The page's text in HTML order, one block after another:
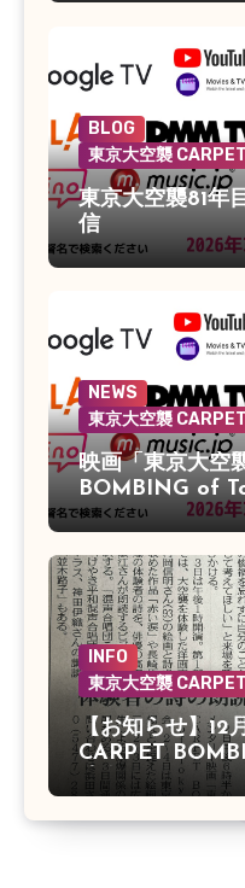
BLOG
東京大空襲
東京大空襲81年
信
NEWS
東京大空襲
映画「東京大空
BOMBING of
INFO
東京大空襲
【お知らせ】12
CARPET
映会があります